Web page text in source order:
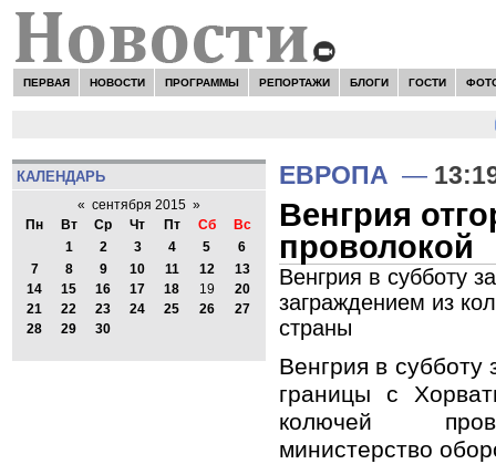
ПЕРВАЯ НОВОСТИ ПРОГРАММЫ РЕПОРТАЖИ БЛОГИ ГОСТИ
КАЛЕНДАРЬ
« сентября 2015 »
Пн
Вт Ср Чт Пт Сб
Вс
1
2 3 4 5
6
7
8 9 10 11 12
13
14
15 16 17 18 19
20
21
22 23 24 25 26
27
28
29 30
ЕВРОПА —
Венгрия
проволокой
Венгрия в субботу
заграждением из
страны
Венгрия в
границы с
колючей
министерство